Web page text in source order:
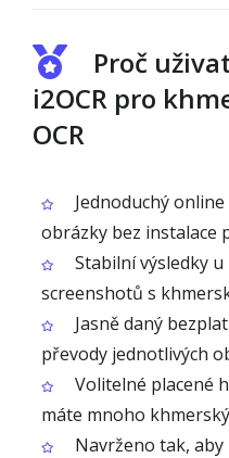
Proč
i2OCR pro
OCR
Jednoduchý
obrázky bez instalace
Stabilní výsledky
screenshotů s
Jasně daný
převody jednotlivých
Volitelné placené
máte mnoho
Navrženo tak,